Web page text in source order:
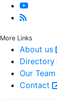
More Links
About us
Directory
Our Team
Contact